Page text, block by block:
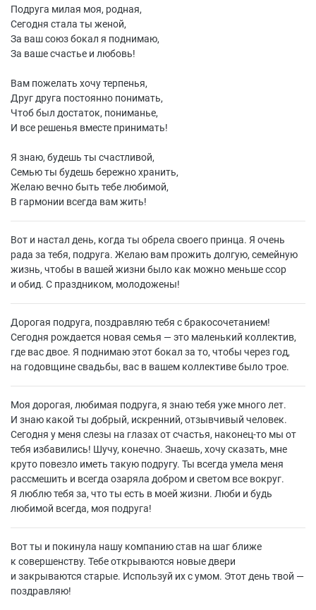
Подруга милая моя, родная,
Сегодня стала ты женой,
За ваш союз бокал я поднимаю,
За ваше счастье и любовь!
Вам пожелать хочу терпенья,
Друг друга постоянно понимать,
Чтоб был достаток, пониманье,
И все решенья вместе принимать!
Я знаю, будешь ты счастливой,
Семью ты будешь бережно хранить,
Желаю вечно быть тебе любимой,
В гармонии всегда вам жить!
Вот и настал день, когда ты обрела своего принца. Я очень
рада за тебя, подруга. Желаю вам прожить долгую, семейную
жизнь, чтобы в вашей жизни было как можно меньше ссор
и обид. С праздником, молодожены!
Дорогая подруга, поздравляю тебя с бракосочетанием!
Сегодня рождается новая семья — это маленький коллектив,
где вас двое. Я поднимаю этот бокал за то, чтобы через год,
на годовщине свадьбы, вас в вашем коллективе было трое.
Моя дорогая, любимая подруга, я знаю тебя уже много лет.
И знаю какой ты добрый, искренний, отзывчивый человек.
Сегодня у меня слезы на глазах от счастья, наконец-то мы от
тебя избавились! Шучу, конечно. Знаешь, хочу сказать, мне
круто повезло иметь такую подругу. Ты всегда умела меня
рассмешить и всегда озаряла добром и светом все вокруг.
Я люблю тебя за, что ты есть в моей жизни. Люби и будь
любимой всегда, моя подруга!
Вот ты и покинула нашу компанию став на шаг ближе
к совершенству. Тебе открываются новые двери
и закрываются старые. Используй их с умом. Этот день твой —
поздравляю!